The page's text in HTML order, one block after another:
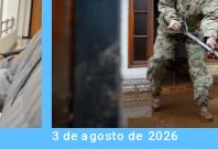
3 de agosto de 2026